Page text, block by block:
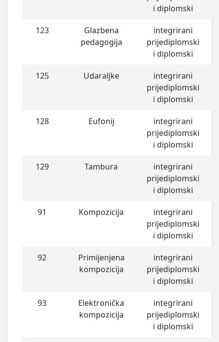
i diplomski
123
Glazbena
pedagogija
integrirani
prijediplomski
i diplomski
125 Udaraljke
integrirani
prijediplomski
i diplomski
128 Eufonij
integrirani
prijediplomski
i diplomski
129 Tambura
integrirani
prijediplomski
i diplomski
91 Kompozicija
integrirani
prijediplomski
i diplomski
92
Primijenjena
kompozicija
integrirani
prijediplomski
i diplomski
93
Elektronička
kompozicija
integrirani
prijediplomski
i diplomski